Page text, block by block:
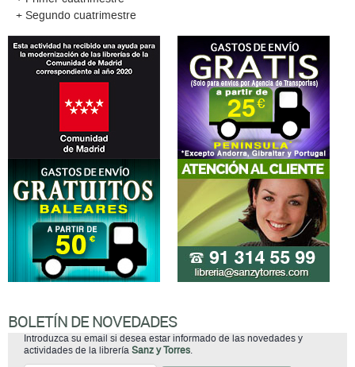
+ Segundo cuatrimestre
BOLETÍN DE NOVEDADES
Introduzca su email si desea estar informado de las novedades y
actividades de la librería Sanz y Torres.